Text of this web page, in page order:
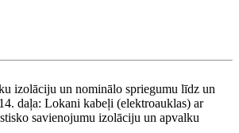
izolāciju un nominālo spriegumu līdz un
daļa: Lokani kabeļi (elektroauklas) ar
savienojumu izolāciju un apvalku